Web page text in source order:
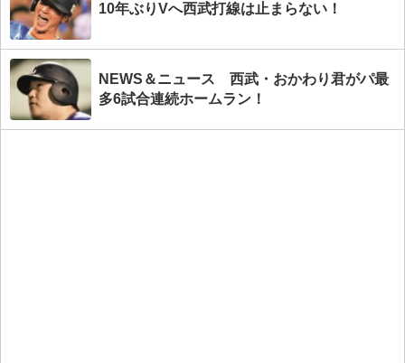
10年ぶりVへ西武打線は止まらない！
NEWS＆ニュース 西武・おかわり君がパ最
多6試合連続ホームラン！